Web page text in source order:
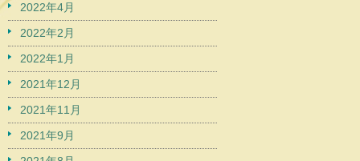
2022年4月
2022年2月
2022年1月
2021年12月
2021年11月
2021年9月